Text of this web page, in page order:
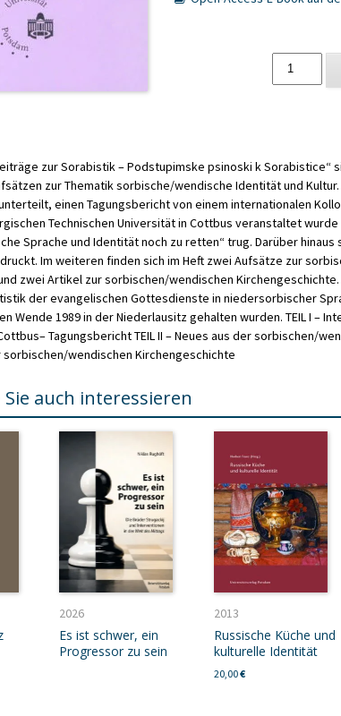
Sammelband
Menge
zur Sorabistik – Podstupimske psinoski k Sorabistice“
zur Thematik sorbische/wendische Identität und
einen Tagungsbericht von einem internationalen
Technischen Universität in Cottbus veranstaltet wurde
Sprache und Identität noch zu retten“ trug. Darüber hinaus
Im weiteren finden sich im Heft zwei Aufsätze zur
zwei Artikel zur sorbischen/wendischen
der evangelischen Gottesdienste in niedersorbischer
Wende 1989 in der Niederlausitz gehalten wurden. TEIL I –
Tagungsbericht TEIL II – Neues aus der sorbischen/
sorbischen/wendischen Kirchengeschichte
auch interessieren
2026
Es ist schwer, ein
Progressor zu sein
2013
Russische Küche und
kulturelle Identität
20,00€